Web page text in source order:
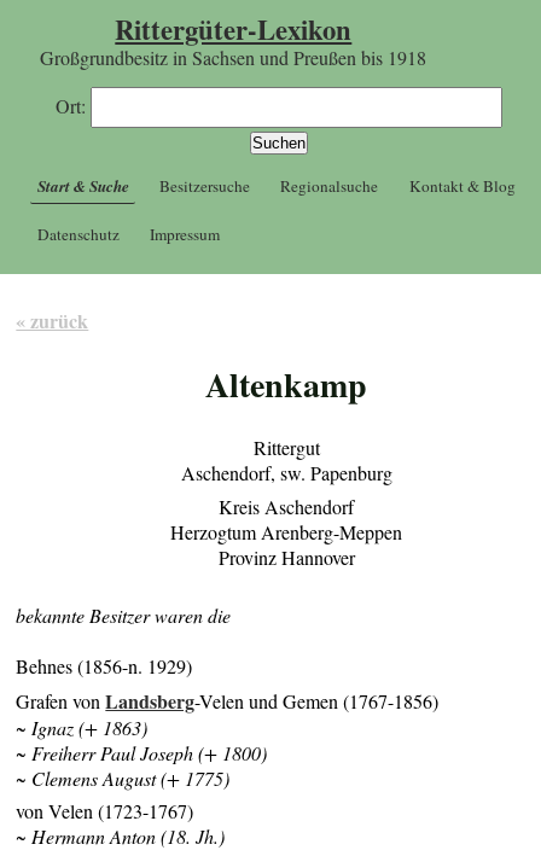
Rittergüter-Lexikon
Großgrundbesitz in Sachsen und Preußen bis 1918
Ort:
Start & Suche Besitzersuche Regionalsuche Kontakt & Blog
Datenschutz Impressum
« zurück
Altenkamp
Rittergut
Aschendorf, sw. Papenburg
Kreis Aschendorf
Herzogtum Arenberg-Meppen
Provinz Hannover
bekannte Besitzer waren die
Behnes (1856-n. 1929)
Grafen vonLandsberg-Velen und Gemen (1767-1856)
~ Ignaz (+ 1863)
~ Freiherr Paul Joseph (+ 1800)
~ Clemens August (+ 1775)
von Velen (1723-1767)
~ Hermann Anton (18. Jh.)